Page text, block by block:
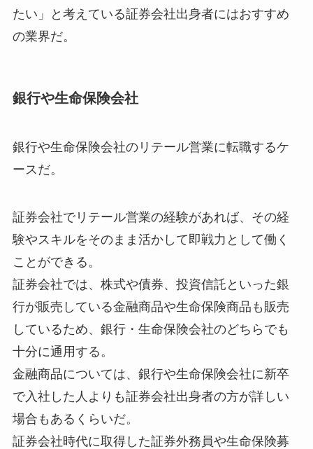
たい」と考えている証券会社出身者にはおすすめ
の業界だ。
銀行や生命保険会社
銀行や生命保険会社のリテール営業に転職するケ
ースだ。
証券会社でリテール営業の経験があれば、その経
験やスキルをそのまま活かして即戦力として働く
ことができる。
証券会社では、株式や債券、投資信託といった銀
行が販売している金融商品や生命保険商品も販売
しているため、銀行・生命保険会社のどちらでも
十分に通用する。
金融商品については、銀行や生命保険会社に新卒
で入社した人よりも証券会社出身者の方が詳しい
場合もあるくらいだ。
証券会社時代に取得した証券外務員や生命保険募